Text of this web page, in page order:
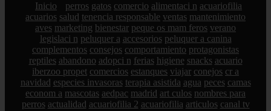
Inicio perros gatos comercio alimentaci n acuariofilia
acuarios salud tenencia responsable ventas mantenimiento
aves marketing bienestar peque os mam feros verano
legislaci n peluquer a accesorios peluquer a canina
complementos consejos comportamiento protagonistas
reptiles abandono adopci n ferias higiene snacks acuario
iberzoo propet comercios estanques viajar conejos cr a
navidad especies invasoras terapia asistida agua peces camas
econom a mascotas aedpac madrid art culos nombres para
perros actualidad acuariofilia 2 acuariofilia articulos canal tv